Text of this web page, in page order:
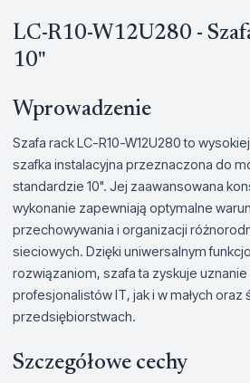
LC-R10-W12U280 -
10"
Wprowadzenie
Szafa rack LC-R10-W12U280 to
szafka instalacyjna przeznaczona do
standardzie 10". Jej zaawansowana
wykonanie zapewniają optymalne
przechowywania i organizacji
sieciowych. Dzięki uniwersalnym
rozwiązaniom, szafa ta zyskuje
profesjonalistów IT, jak i w małych oraz
przedsiębiorstwach.
Szczegółowe cechy